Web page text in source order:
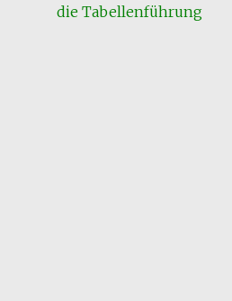
die Tabellenführung